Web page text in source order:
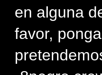
en alguna
favor,